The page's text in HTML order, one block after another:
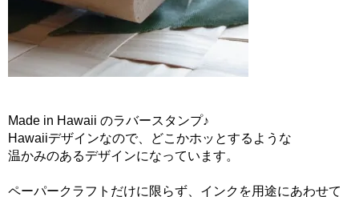
Made in Hawaii のラバースタンプ♪
Hawaiiデザインなので、どこかホッとするような
温かみのあるデザインになっています。
ペーパークラフトだけに限らず、インクを用途にあわせて